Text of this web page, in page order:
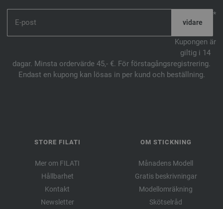
*
Kupongen är
giltig i 14
dagar. Minsta ordervärde 45,- €. För förstagångsregistrering.
Endast en kupong kan lösas in per kund och beställning.
STORE FILATI
Mer om FILATI
Hållbarhet
Kontakt
Newsletter
OM STICKNING
Månadens Modell
Gratis beskrivningar
Modellomräkning
Skötselråd